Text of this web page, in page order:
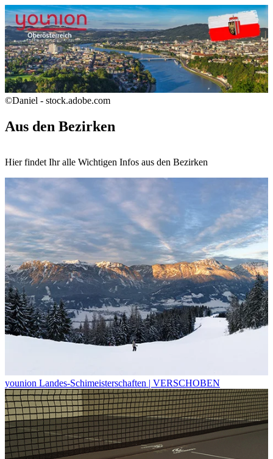
©Daniel - stock.adobe.com
Aus den Bezirken
Hier findet Ihr alle Wichtigen Infos aus den Bezirken
younion Landes-Schimeisterschaften | VERSCHOBEN